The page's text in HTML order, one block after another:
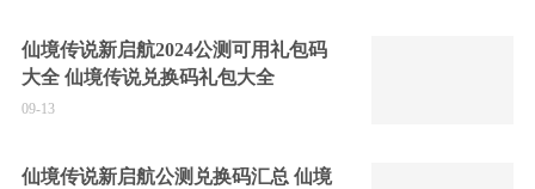
仙境传说新启航2024公测可用礼包码
大全 仙境传说兑换码礼包大全
09-13
仙境传说新启航公测兑换码汇总 仙境